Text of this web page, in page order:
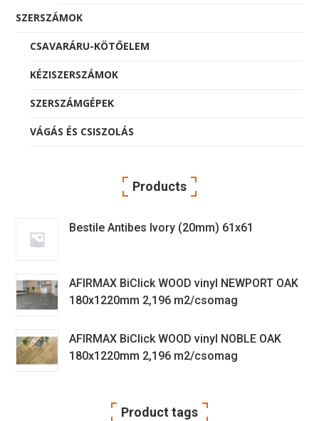
SZERSZÁMOK
CSAVARÁRU-KÖTŐELEM
KÉZISZERSZÁMOK
SZERSZÁMGÉPEK
VÁGÁS ÉS CSISZOLÁS
Products
Bestile Antibes Ivory (20mm) 61x61
AFIRMAX BiClick WOOD vinyl NEWPORT OAK
180x1220mm 2,196 m2/csomag
AFIRMAX BiClick WOOD vinyl NOBLE OAK
180x1220mm 2,196 m2/csomag
Product tags